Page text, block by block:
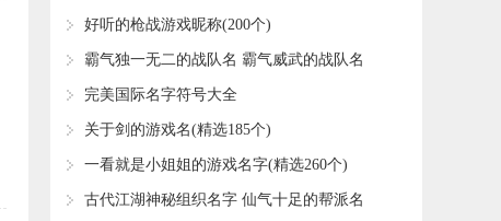
​好听的枪战游戏昵称(200个)
霸气独一无二的战队名 霸气威武的战队名
字
完美国际名字符号大全
​关于剑的游戏名(精选185个)
​一看就是小姐姐的游戏名字(精选260个)
古代江湖神秘组织名字 仙气十足的帮派名